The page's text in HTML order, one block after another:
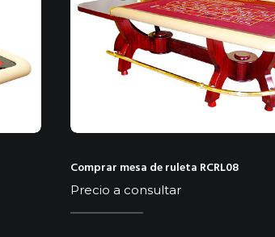
Comprar mesa de ruleta RCRL08
Precio a consultar